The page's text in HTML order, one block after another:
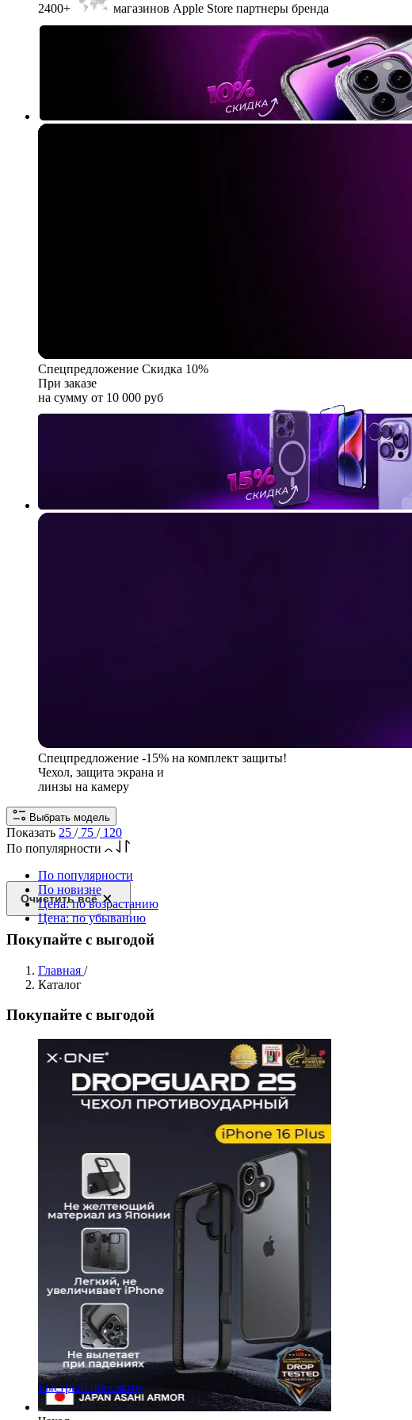
2400+ магазинов Apple Store партнеры бренда
Спецпредложение Скидка 10%
При заказе
на сумму от 10 000 руб
Спецпредложение -15% на комплект защиты!
Чехол, защита экрана и
линзы на камеру
Выбрать модель
Показать 25 / 75 / 120
По популярности
По популярности
По новизне
Цена: по возрастанию
Цена: по убыванию
Очистить всё
Покупайте с выгодой
Главная /
Каталог
Покупайте с выгодой
Быстрый просмотр